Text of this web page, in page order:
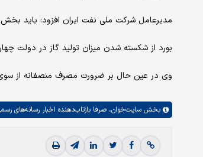
مدیرعامل شرکت ملی نفت ایران افزود: باید
بورد از شکسته شدن میزان تولید گاز در دولت چهاردهم حداقل 14 بار خبر داد که یک میلیارد و ۱۰۶
وی در عین حال بر ضرورت مصرف منصفانه از
بخش سایت‌خوان، صرفا بازتاب‌دهنده اخبار رسانه‌های